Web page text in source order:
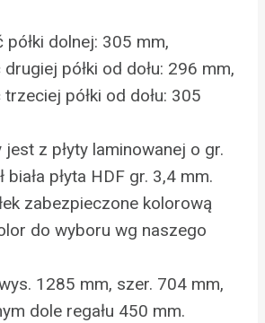
półki dolnej: 305 mm,
półki od dołu: 296 mm,
półki od dołu: 305
jest z płyty laminowanej o gr.
biała płyta HDF gr. 3,4 mm.
zabezpieczone kolorową
do wyboru wg naszego
1285 mm, szer. 704 mm,
dole regału 450 mm.